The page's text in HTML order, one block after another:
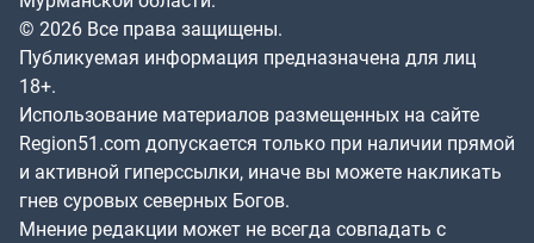
© 2026 Все права защищены.
Публикуемая информация предназначена для лиц
18+.
Использование материалов размещенных на сайте
Region51.com допускается только при наличии прямой
и активной гиперссылки, иначе вы можете накликать
гнев суровых северных Богов.
Мнение редакции может не всегда совпадать с